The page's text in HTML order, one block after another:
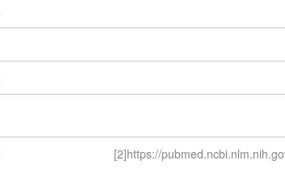
[2]https://